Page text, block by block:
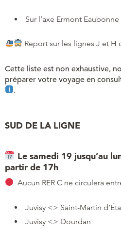
Sur l’axe Ermont
Report sur les lignes J et H
Cette liste est non exhaustive,
préparer votre voyage en
.
SUD DE LA LIGNE
Le samedi 19 jusqu’au
partir de 17h
Aucun RER C ne circulera
Juvisy <> Saint-Martin
Juvisy <> Dourdan